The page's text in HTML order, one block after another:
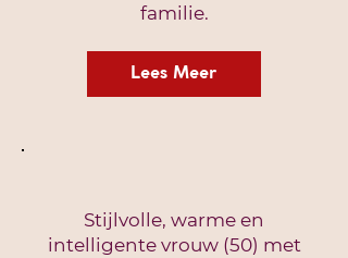
familie.
Lees Meer
Stijlvolle, warme en
intelligente vrouw (50) met